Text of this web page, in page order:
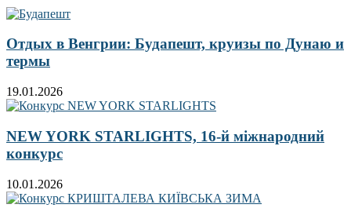
Отдых в Венгрии: Будапешт, круизы по Дунаю и
термы
19.01.2026
NEW YORK STARLIGHTS, 16-й міжнародний
конкурс
10.01.2026